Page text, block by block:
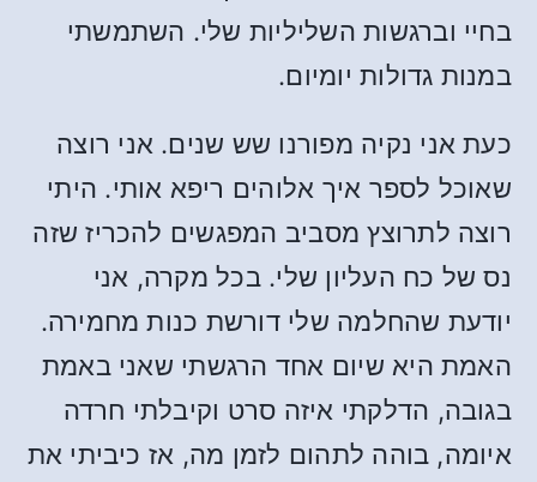
בחיי וברגשות השליליות שלי. השתמשתי
במנות גדולות יומיום.
כעת אני נקיה מפורנו שש שנים. אני רוצה
שאוכל לספר איך אלוהים ריפא אותי. היתי
רוצה לתרוצץ מסביב המפגשים להכריז שזה
נס של כח העליון שלי. בכל מקרה, אני
יודעת שהחלמה שלי דורשת כנות מחמירה.
האמת היא שיום אחד הרגשתי שאני באמת
בגובה, הדלקתי איזה סרט וקיבלתי חרדה
איומה, בוהה לתהום לזמן מה, אז כיביתי את